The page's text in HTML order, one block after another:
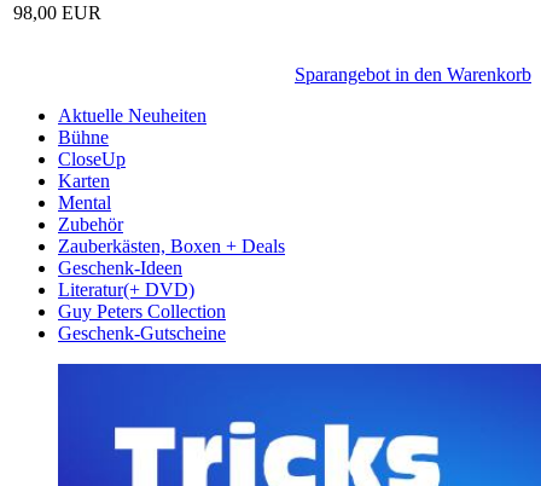
98,00 EUR
Sparangebot in den Warenkorb
Aktuelle Neuheiten
Bühne
CloseUp
Karten
Mental
Zubehör
Zauberkästen, Boxen + Deals
Geschenk-Ideen
Literatur(+ DVD)
Guy Peters Collection
Geschenk-Gutscheine